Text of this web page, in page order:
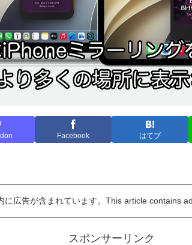
Facebook はてブ
に広告が含まれています。This article contains
スポンサーリンク